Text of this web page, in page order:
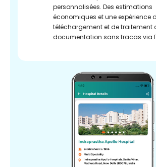
personnalisées. Des estimations
économiques et une expérience
téléchargement et de traitement
documentation sans tracas via